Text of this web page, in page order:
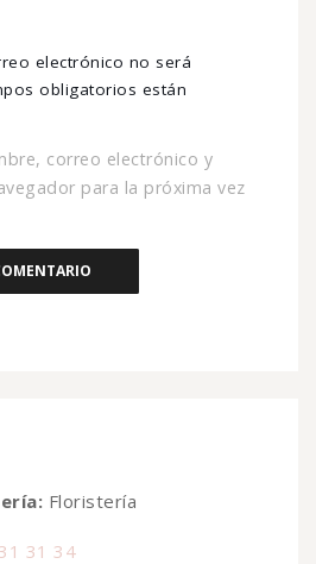
Floristería
31 34
electrónico no será
obligatorios están
correo electrónico y
para la próxima vez